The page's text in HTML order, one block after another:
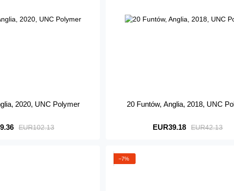
2020, UNC Polymer
EUR102.13
20 Funtów, Anglia, 2018, UNC
EUR42.13
EUR39.18
−7%